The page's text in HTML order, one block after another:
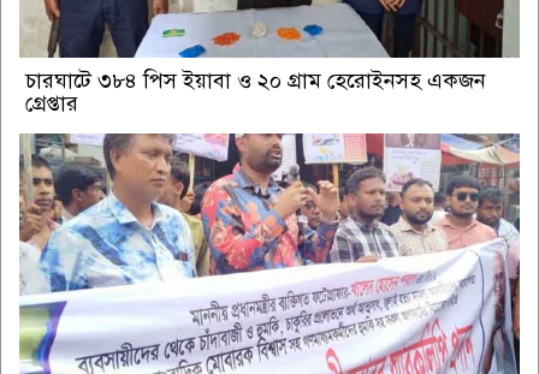
চারঘাটে ৩৮৪ পিস ইয়াবা ও ২০ গ্রাম হেরোইনসহ একজন
গ্রেপ্তার